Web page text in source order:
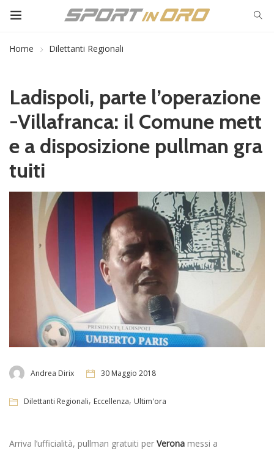
Home Dilettanti Regionali
Ladispoli, parte l’operazione
-Villafranca: il Comune mett
e a disposizione pullman gra
tuiti
Andrea Dirix 30 Maggio 2018
Dilettanti Regionali, Eccellenza, Ultim'ora
Arriva l’ufficialità, pullman gratuiti per Verona messi a